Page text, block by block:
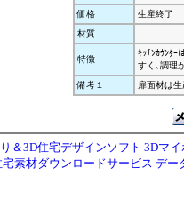
価格
生産終了
材質
特徴
ｷｯﾁﾝｶｳﾝﾀｰ
すく､調理
備考１
扉面材は
＆3D住宅デザインソフト 3Dマ
宅素材ダウンロードサービス デー